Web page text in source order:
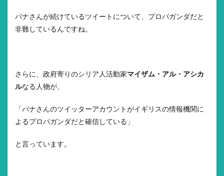
バナさんが続けているツイートについて、プロパガンダだと
非難しているんですね。
さらに、政府寄りのシリア人活動家マイザム・アル・アシカ
ルなる人物が、
「バナさんのツイッターアカウントがイギリスの情報機関に
よるプロパガンダだと確信している」
と言っています。